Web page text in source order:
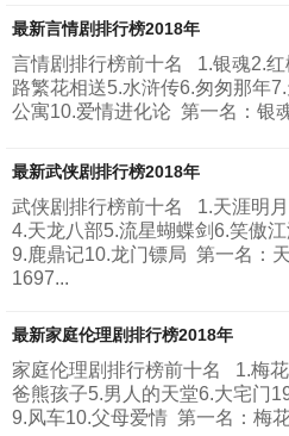
最新言情剧排行榜2018年
言情剧排行榜前十名 1.银魂2.
路繁花相送5.水浒传6.匆匆那年
公寓10.爱情进化论 第一名：银
最新武侠剧排行榜2018年
武侠剧排行榜前十名 1.天涯明
4.天龙八部5.流星蝴蝶剑6.笑傲
9.鹿鼎记10.龙门镖局 第一名：
1697...
最新家庭伦理剧排行榜2018年
家庭伦理剧排行榜前十名 1.梅
爸熊孩子5.男人的天堂6.大宅门
9.风车10.父母爱情 第一名：梅